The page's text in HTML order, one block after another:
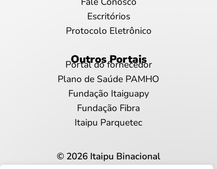
Escritórios
Protocolo Eletrônico
Outros Portais
Portal do fornecedor
Plano de Saúde PAMHO
Fundação Itaiguapy
Fundação Fibra
Itaipu Parquetec
© 2026 Itaipu Binacional